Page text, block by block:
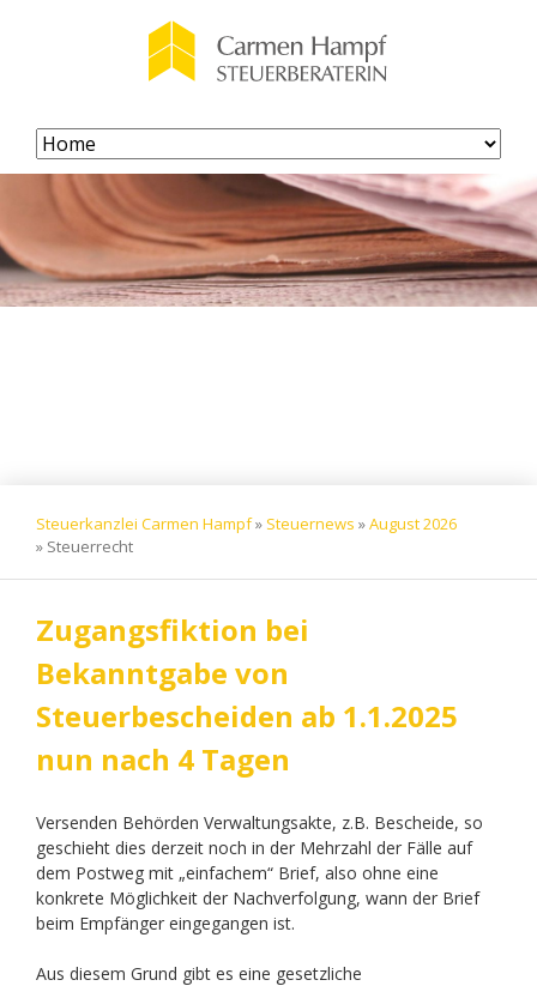
Navigation
überspringen
Steuerkanzlei Carmen Hampf» Steuernews »August 2026
» Steuerrecht
Zugangsfiktion bei
Bekanntgabe von
Steuerbescheiden ab 1.1.2025
nun nach 4 Tagen
Versenden Behörden Verwaltungsakte, z.B. Bescheide, so
geschieht dies derzeit noch in der Mehrzahl der Fälle auf
dem Postweg mit „einfachem“ Brief, also ohne eine
konkrete Möglichkeit der Nachverfolgung, wann der Brief
beim Empfänger eingegangen ist.
Aus diesem Grund gibt es eine gesetzliche